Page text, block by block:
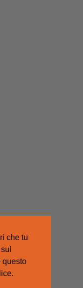
che tu
questo